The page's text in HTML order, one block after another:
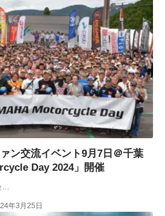
ン交流イベント9月7日＠千葉
Day 2024」開催
年3月25日